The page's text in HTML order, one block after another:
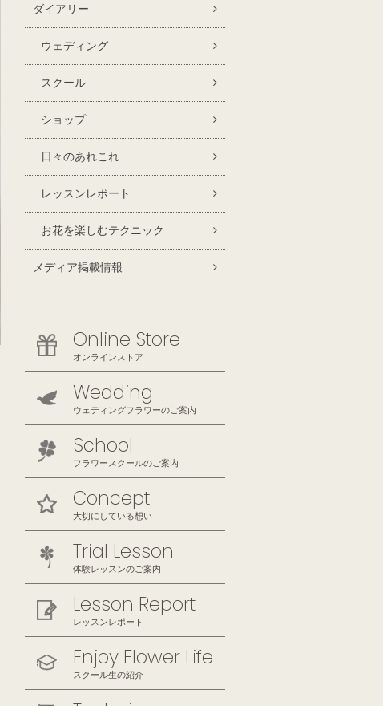
ダイアリー
ウェディング
スクール
ショップ
日々のあれこれ
レッスンレポート
お花を楽しむテクニック
メディア掲載情報
Online Store
オンラインストア
Wedding
ウェディングフラワーのご案内
School
フラワースクールのご案内
Concept
大切にしている想い
Trial Lesson
体験レッスンのご案内
Lesson Report
レッスンレポート
Enjoy Flower Life
スクール生の紹介